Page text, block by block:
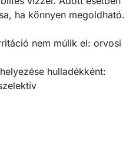
ha könnyen megoldható.
nem múlik el: orvosi
hulladékként: